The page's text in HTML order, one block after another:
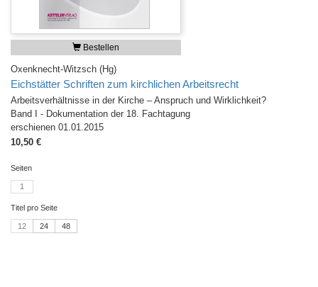
Bestellen
Oxenknecht-Witzsch (Hg)
Eichstätter Schriften zum kirchlichen Arbeitsrecht
Arbeitsverhältnisse in der Kirche – Anspruch und Wirklichkeit?
Band I - Dokumentation der 18. Fachtagung
erschienen 01.01.2015
10,50 €
Seiten
1
Titel pro Seite
12 24 48